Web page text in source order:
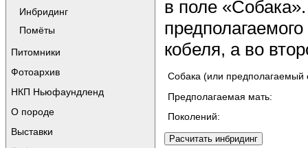
Инбридинг
Помёты
Питомники
Фотоархив
НКП Ньюфаундленд
О породе
Выставки
в поле
кобеля, а во
Собака (или предполагаемый
Предполагаемая мать:
Поколений: